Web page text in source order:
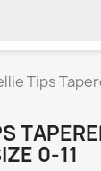
Tips
0-11